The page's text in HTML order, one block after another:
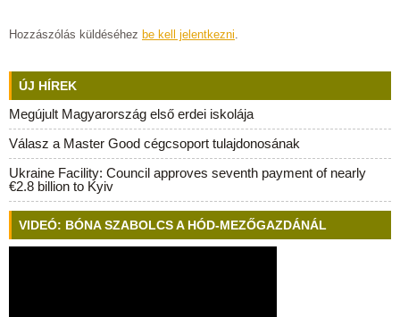
Hozzászólás küldéséhez be kell jelentkezni.
ÚJ HÍREK
Megújult Magyarország első erdei iskolája
Válasz a Master Good cégcsoport tulajdonosának
Ukraine Facility: Council approves seventh payment of nearly
€2.8 billion to Kyiv
VIDEÓ: BÓNA SZABOLCS A HÓD-MEZŐGAZDÁNÁL